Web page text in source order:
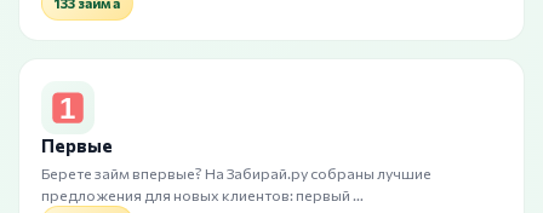
Первые
Берете займ впервые? На Забирай.ру собраны лучшие
предложения для новых клиентов: первый …